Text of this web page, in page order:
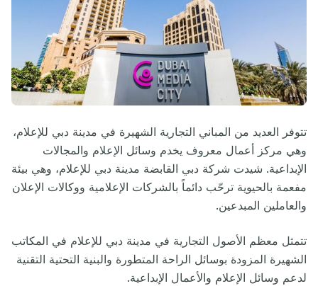
تتوفر العديد من المباني التجارية الشهيرة في مدينة دبي للإعلام،
وهي مركز أعمال معروف يخدم وسائل الإعلام والمجالات
الإبداعية. شيدت شركة دبي القابضة مدينة دبي للإعلام، وهي بيئة
مفعمة بالحيوية ترحّب دائماً بالشركات الإعلامية ووكالات الإعلان
والعاملين المبدعين.
تتمثل معظم الأصول التجارية في مدينة دبي للإعلام في المكاتب
الشهيرة المزودة بوسائل الراحة المتطورة والبنية التحتية التقنية
لدعم وسائل الإعلام والأعمال الإبداعية.